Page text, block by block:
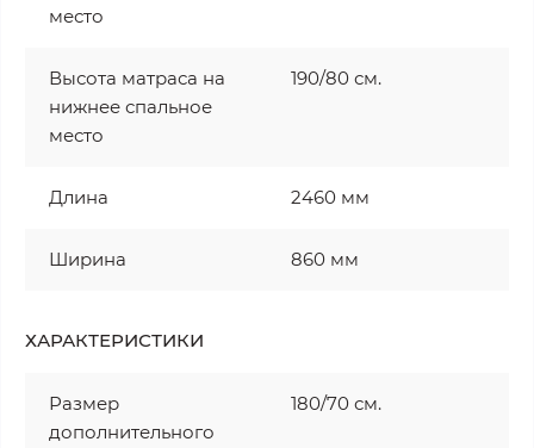
место
Высота матраса на
нижнее спальное
место
190/80 см.
Длина 2460 мм
Ширина 860 мм
ХАРАКТЕРИСТИКИ
Размер
дополнительного
180/70 см.